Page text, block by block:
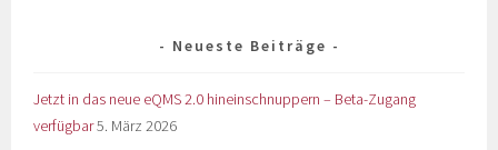
Neueste Beiträge
Jetzt in das neue eQMS 2.0 hineinschnuppern – Beta-Zugang
verfügbar5. März 2026